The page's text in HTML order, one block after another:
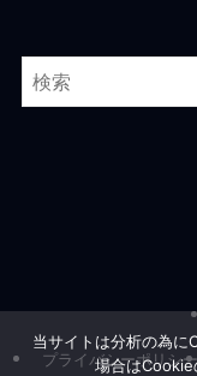
プライバシーポリシ
当サイトは分析の為に
場合はCookie